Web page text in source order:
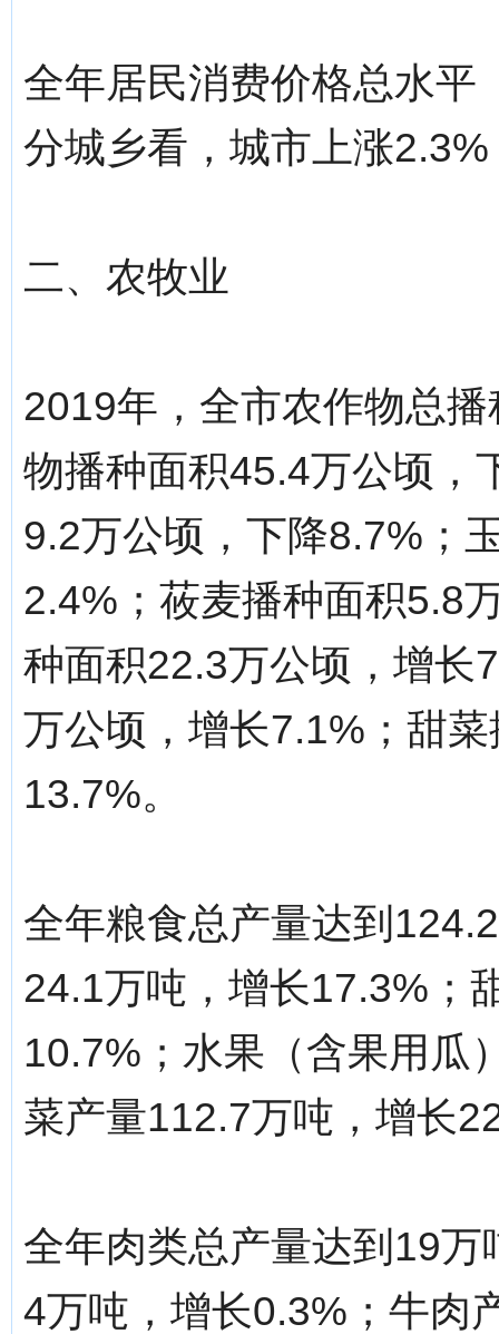
全年居民消费价格总水平
分城乡看，城市上涨
二、农牧业
2019年，全市农作物总
物播种面积45.4万公顷，
9.2万公顷，下降8.7%；
2.4%；莜麦播种面积5.8
种面积22.3万公顷，增长
万公顷，增长7.1%；甜
13.7%。
全年粮食总产量达到
24.1万吨，增长17.3%；
10.7%；水果（含果用瓜
菜产量112.7万吨，增长
全年肉类总产量达到19
4万吨，增长0.3%；牛肉